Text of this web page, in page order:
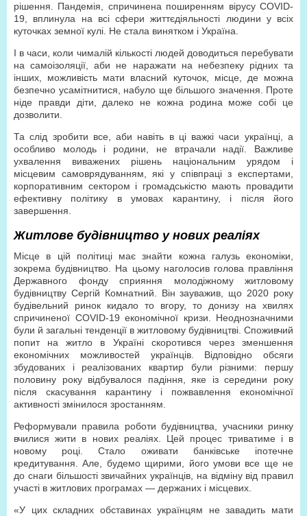
рішення. Пандемія, спричинена поширенням вірусу COVID-
19, вплинула на всі сфери життєдіяльності людини у всіх
куточках земної кулі. Не стала винятком і Україна.
І в часи, коли чималій кількості людей доводиться перебувати
на самоізоляції, аби не наражати на небезпеку рідних та
інших, можливість мати власний куточок, місце, де можна
безпечно усамітнитися, набуло ще більшого значення. Проте
ніде правди діти, далеко не кожна родина може собі це
дозволити.
Та слід зробити все, аби навіть в ці важкі часи українці, а
особливо молодь і родини, не втрачали надії. Важливе
ухвалення виважених рішень національним урядом і
місцевим самоврядуванням, які у співпраці з експертами,
корпоративним сектором і громадськістю мають провадити
ефективну політику в умовах карантину, і після його
завершення.
Житлове будівництво у нових реаліях
Місце в цій політиці має знайти кожна галузь економіки,
зокрема будівництво. На цьому наголосив голова правління
Державного фонду сприяння молодіжному житловому
будівництву Сергій Комнатний. Він зауважив, що 2020 року
будівельний ринок кидало то вгору, то донизу на хвилях
спричиненої COVID-19 економічної кризи. Неоднозначними
були й загальні тенденції в житловому будівництві. Споживчий
попит на житло в Україні скоротився через зменшення
економічних можливостей українців. Відповідно обсяги
збудованих і реалізованих квартир були різними: першу
половину року відбувалося падіння, яке із середини року
після скасування карантину і пожвавлення економічної
активності змінилося зростанням.
Реформували правила роботи будівництва, учасники ринку
вчилися жити в нових реаліях. Цей процес триватиме і в
новому році. Стало оживати банківське іпотечне
кредитування. Але, будемо щирими, його умови все ще не
до снаги більшості звичайних українців, на відміну від правил
участі в житлових програмах — держаних і місцевих.
«У цих складних обставинах українцям не завадить мати